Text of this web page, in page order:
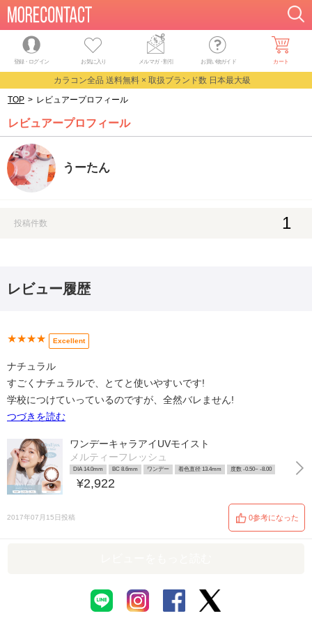
登録・ログイン お気に入り メルマガ・割引 お買い物ガイド カート
カラコン全品 送料無料 × 取扱ブランド数 日本最大級
TOP > レビュアープロフィール
レビュアープロフィール
うーたん
投稿件数 1
レビュー履歴
★★★★ Excellent
ナチュラル
すごくナチュラルで、とてと使いやすいです!
学校につけていっているのですが、全然バレません!
つづきを読む
ワンデーキャラアイUVモイスト
メルティーフレッシュ
DIA 14.0mm BC 8.6mm ワンデー 着色直径 13.4mm 度数 -0.50~ -8.00
¥2,922
2017年07月15日投稿 0参考になった